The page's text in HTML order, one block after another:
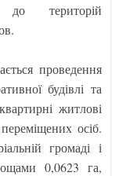
до територій
проведення
будівлі та
житлові
осіб.
громаді і
0,0623 га,